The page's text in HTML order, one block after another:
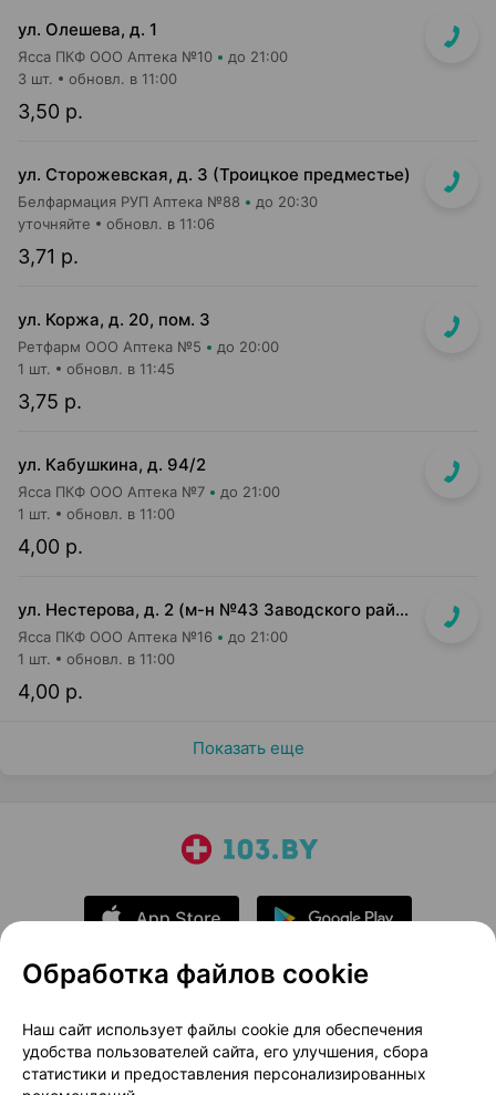
ул. Олешева, д. 1
Ясса ПКФ ООО Аптека №10 до 21:00
3,50 р.
3 шт. обновл. в 11:00
ул. Сторожевская, д. 3 (Троицкое предместье)
Белфармация РУП Аптека №88 до 20:30
3,71 р.
уточняйте обновл. в 11:06
ул. Коржа, д. 20, пом. 3
Ретфарм ООО Аптека №5 до 20:00
3,75 р.
1 шт. обновл. в 11:45
ул. Кабушкина, д. 94/2
Ясса ПКФ ООО Аптека №7 до 21:00
4,00 р.
1 шт. обновл. в 11:00
ул. Нестерова, д. 2 (м-н №43 Заводского райпищеторга)
Ясса ПКФ ООО Аптека №16 до 21:00
4,00 р.
1 шт. обновл. в 11:00
Показать еще
О проекте
Новости проекта
Размещение рекламы
Медицинский маркетинг
Публичный договор
Доставка
Обработка файлов cookie
Наш сайт использует файлы cookie для обеспечения
удобства пользователей сайта, его улучшения, сбора
статистики и предоставления персонализированных